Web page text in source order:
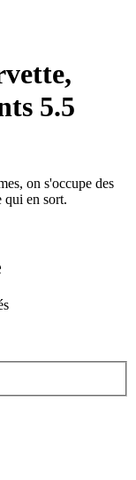
5.5
on s'occupe des
qui en sort.